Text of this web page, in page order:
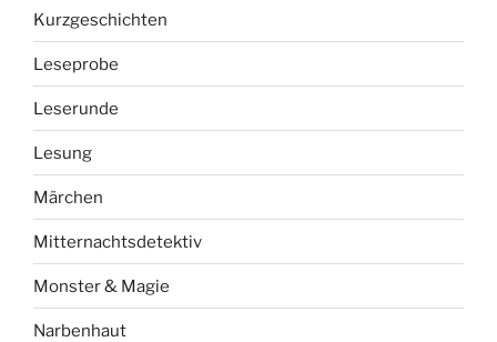
Kurzgeschichten
Leseprobe
Leserunde
Lesung
Märchen
Mitternachtsdetektiv
Monster & Magie
Narbenhaut